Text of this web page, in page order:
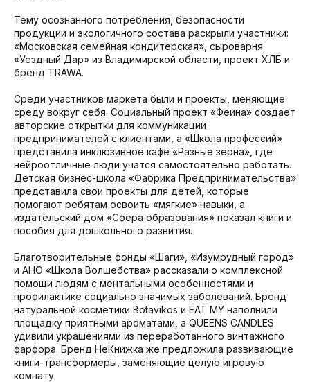
Тему осознанного потребления, безопасности
продукции и экологичного состава раскрыли участники:
«Московская семейная кондитерская», сыроварня
«Уездный Дар» из Владимирской области, проект ХЛБ и
бренд TRAWA.
Среди участников маркета были и проекты, меняющие
среду вокруг себя. Социальный проект «Феина» создает
авторские открытки для коммуникации
предпринимателей с клиентами, а «Школа профессий»
представила инклюзивное кафе «Разные зерна», где
нейроотличные люди учатся самостоятельно работать.
Детская бизнес-школа «Фабрика Предпринимательства»
представила свои проекты для детей, которые
помогают ребятам освоить «мягкие» навыки, а
издательский дом «Сфера образования» показал книги и
пособия для дошкольного развития.
Благотворительные фонды «Шаги», «Изумрудный город»
и АНО «Школа Волшебства» рассказали о комплексной
помощи людям с ментальными особенностями и
профилактике социально значимых заболеваний. Бренд
натуральной косметики Botavikos и EAT MY наполнили
площадку приятными ароматами, а QUEENS CANDLES
удивили украшениями из переработанного винтажного
фарфора. Бренд НеКнижка же предложила развивающие
книги-трансформеры, заменяющие целую игровую
комнату.